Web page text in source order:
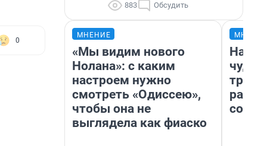
0
883 Обсудить
МНЕНИЕ
«Мы видим нового
Нолана»: с каким
настроем нужно
смотреть «Одиссею»,
чтобы она не
выглядела как фиаско